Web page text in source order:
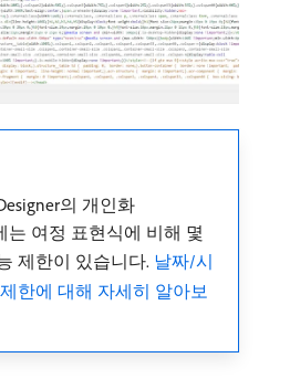
의 개인화
는 여정 표현식에 비해 몇
제한이 있습니다. 날짜/시
한에 대해 자세히 알아보